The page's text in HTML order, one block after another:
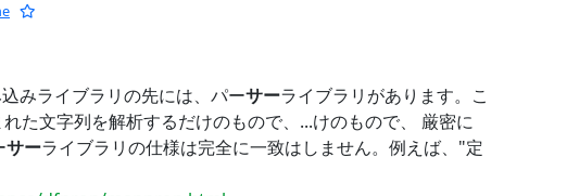
みライブラリの先には、パーサーライブラリがあります。こ
た文字列を解析するだけのもので、...けのもので、 厳密に
サーライブラリの仕様は完全に一致はしません。例えば、"定